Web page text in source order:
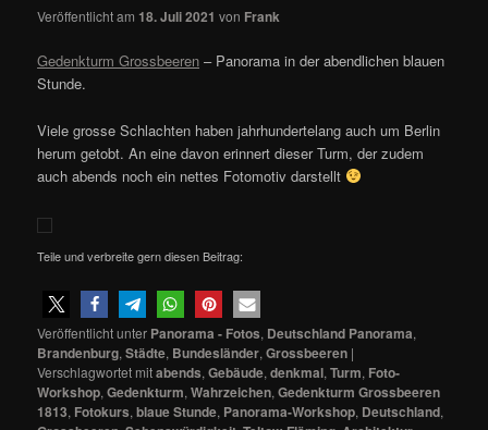
Veröffentlicht am 18. Juli 2021 von Frank
Gedenkturm Grossbeeren – Panorama in der abendlichen blauen
Stunde.
Viele grosse Schlachten haben jahrhundertelang auch um Berlin
herum getobt. An eine davon erinnert dieser Turm, der zudem
auch abends noch ein nettes Fotomotiv darstellt
Teile und verbreite gern diesen Beitrag:
Veröffentlicht unter Panorama - Fotos, Deutschland Panorama,
Brandenburg,Städte, Bundesländer,Grossbeeren |
Verschlagwortet mitabends,Gebäude,denkmal,Turm, Foto-
Workshop,Gedenkturm,Wahrzeichen,Gedenkturm Grossbeeren
1813, Fotokurs,blaue Stunde, Panorama-Workshop, Deutschland,